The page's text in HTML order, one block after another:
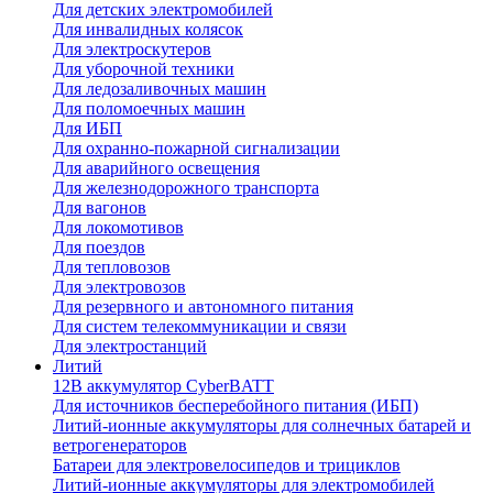
Для детских электромобилей
Для инвалидных колясок
Для электроскутеров
Для уборочной техники
Для ледозаливочных машин
Для поломоечных машин
Для ИБП
Для охранно-пожарной сигнализации
Для аварийного освещения
Для железнодорожного транспорта
Для вагонов
Для локомотивов
Для поездов
Для тепловозов
Для электровозов
Для резервного и автономного питания
Для систем телекоммуникации и связи
Для электростанций
Литий
12В аккумулятор CyberBATT
Для источников бесперебойного питания (ИБП)
Литий-ионные аккумуляторы для солнечных батарей и
ветрогенераторов
Батареи для электровелосипедов и трициклов
Литий-ионные аккумуляторы для электромобилей